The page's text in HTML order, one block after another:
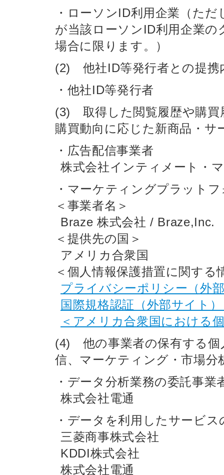
・ローソンID利用企業（た
が当該ローソンID利用企業
場合に限ります。）
(2) 他社ID等発行者との提携
・他社ID等発行者
(3) 取得した閲覧履歴や購買
購買動向に応じた新商品・
・広告配信事業者
株式会社インティメート・
・マーケティングプラット
＜事業者名＞
Braze 株式会社 / Braze,Inc.
＜提供先の国＞
アメリカ合衆国
＜個人情報保護措置に関する
プライバシーポリシー（外
国際規格認証（外部サイト
＜アメリカ合衆国における
(4) 他の事業者の保有する個
信、マーケティング・市場
・データ分析業務の委託事業
株式会社電通
・データを利用したサービ
三菱商事株式会社
KDDI株式会社
株式会社電通